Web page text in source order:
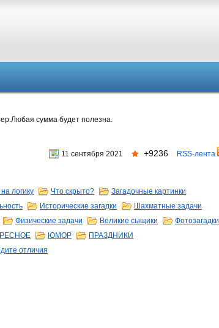
сумма будет полезна.
11 сентября 2021 +9236 RSS-лента
логику Что скрыто?
Загадочные картинки
Исторические загадки
Шахматные задачи
Физические задачи Великие сыщики
Фотозагадки
ЮМОР
ПРАЗДНИКИ
отличия